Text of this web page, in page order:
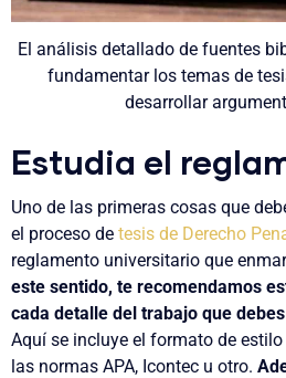
El análisis detallado de fuentes
fundamentar los temas de
desarrollar
Estudia el
Uno de las primeras cosas que
el proceso de tesis de Derecho
reglamento universitario que
este sentido, te recomendamos
cada detalle del trabajo que
Aquí se incluye el formato de estilo
las normas APA, Icontec u otro.